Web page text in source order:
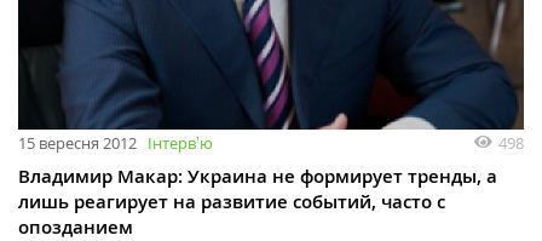
15 вересня 2012 Інтервʼю 498
Владимир Макар: Украина не формирует тренды, а
лишь реагирует на развитие событий, часто с
опозданием